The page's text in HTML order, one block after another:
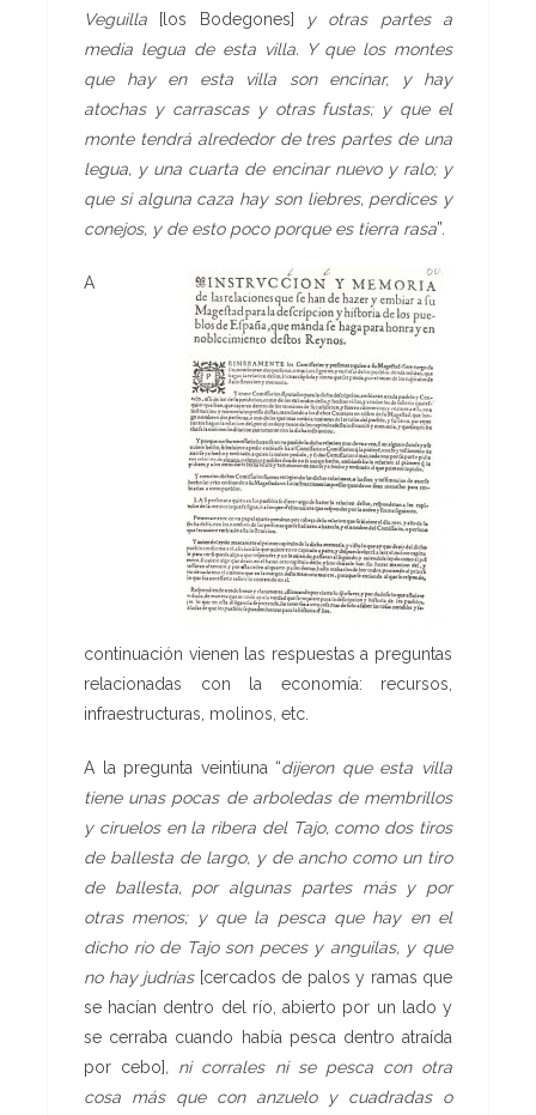
Veguilla
[los Bodegones]
y otras partes a
media legua de esta villa. Y que los montes
que hay en esta villa son encinar, y hay
atochas y carrascas y otras fustas; y que el
monte tendrá alrededor de tres partes de una
legua, y una cuarta de encinar nuevo y ralo; y
que si alguna caza hay son liebres, perdices y
conejos, y de esto poco porque es tierra rasa”.
A
continuación vienen las respuestas a preguntas
relacionadas con la economía: recursos,
infraestructuras, molinos, etc.
A la pregunta veintiuna “dijeron que esta villa
tiene unas pocas de arboledas de membrillos
y ciruelos en la ribera del Tajo, como dos tiros
de ballesta de largo, y de ancho como un tiro
de ballesta, por algunas partes más y por
otras menos; y que la pesca que hay en el
dicho río de Tajo son peces y anguilas, y que
no hay judrías[cercados de palos y ramas que
se hacían dentro del río, abierto por un lado y
se cerraba cuando había pesca dentro atraída
por cebo], ni corrales ni se pesca con otra
cosa más que con anzuelo y cuadradas o